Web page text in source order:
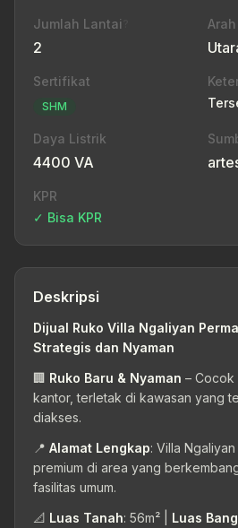
Jumlah Lantai
2
Sertifikat
SHM
Daya Listrik
4400 VA
KPR
✓ Bisa KPR
Deskripsi
Dijual Ruko Villa Ngaliyan
Strategis dan Nyaman
🏢 Ruko Baru & Nyaman – Cocok
kantor, terletak di kawasan yang
diakses.
📍 Alamat Lengkap: Villa
premium di area yang
fasilitas umum.
📐 Luas Tanah: 56m² | Luas